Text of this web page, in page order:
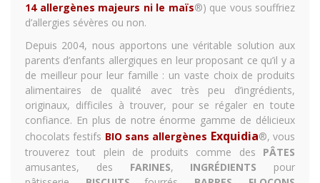
14 allergènes majeurs ni le maïs®) que vous souffriez
d’allergies sévères ou non.
Depuis 2004, nous apportons une véritable solution aux
parents d’enfants allergiques en leur proposant ce qu’il y a
de meilleur pour leur famille : un vaste choix de produits
alimentaires de qualité avec très peu d’ingrédients,
originaux, difficiles à trouver, pour se régaler en toute
confiance. En plus de notre énorme gamme de délicieux
chocolats festifs BIO sans allergènes Exquidia®, vous
trouverez tout plein de produits comme des PÂTES
amusantes, des FARINES, INGRÉDIENTS pour